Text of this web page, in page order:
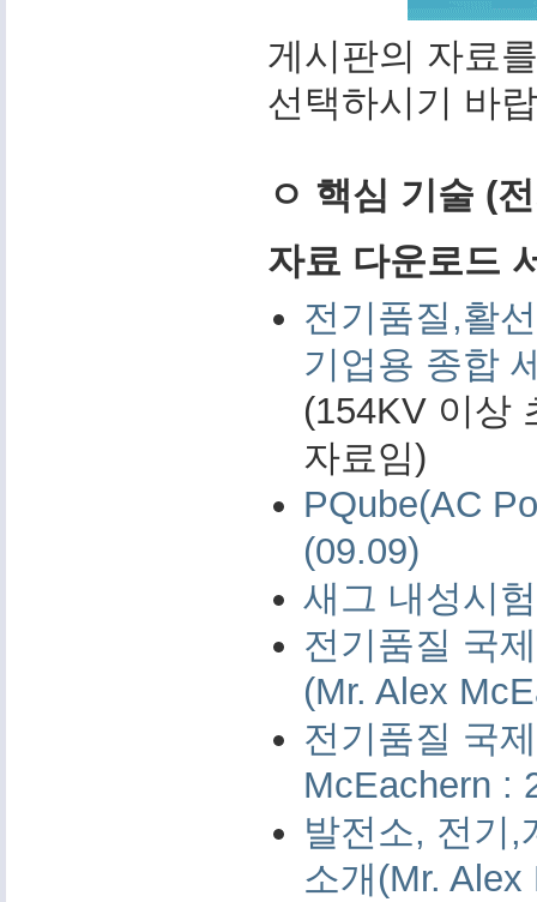
게시판의 자료
선택하시기 바
ㅇ 핵심 기술 (
자료 다운로드
전기품질,활
기업용 종합
(154KV 이상
자료임)
PQube(AC
(09.09)
새그 내성시
전기품질 국
(Mr. Alex
전기품질 국
McEachern :
발전소, 전기,
소개(Mr.